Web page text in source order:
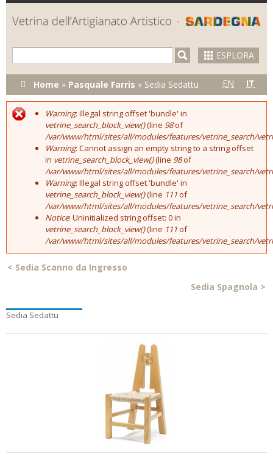
Skip to
main
content
ESPLORA
Tu sei qui
Home » Pasquale Farris » Sedia Sedattu EN IT
Error message
Warning: Illegal string offset 'bundle' in
vetrine_search_block_view()(line 98of
/var/www/html/sites/all/modules/features/vetrine_search/
Warning: Cannot assign an empty string to a string offset
in vetrine_search_block_view()(line 98of
/var/www/html/sites/all/modules/features/vetrine_search/
Warning: Illegal string offset 'bundle' in
vetrine_search_block_view()(line 111of
/var/www/html/sites/all/modules/features/vetrine_search/
Notice: Uninitialized string offset: 0 in
vetrine_search_block_view()(line 111of
/var/www/html/sites/all/modules/features/vetrine_search/
< Sedia Scanno da Ingresso
Sedia Spagnola >
Sedia Sedattu